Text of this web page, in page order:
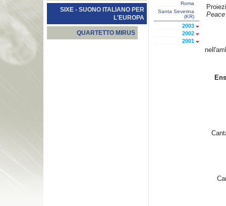
SIXE - SUONO ITALIANO PER
L'EUROPA
QUARTETTO MIRUS
Roma
Santa Severina
(KR)
2003
2002
2001
Peace